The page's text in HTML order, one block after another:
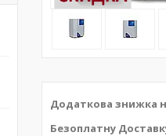
Додаткова знижка
Безоплатну